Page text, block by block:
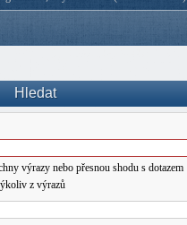
Hledat
výrazy nebo přesnou shodu s dotazem
z výrazů